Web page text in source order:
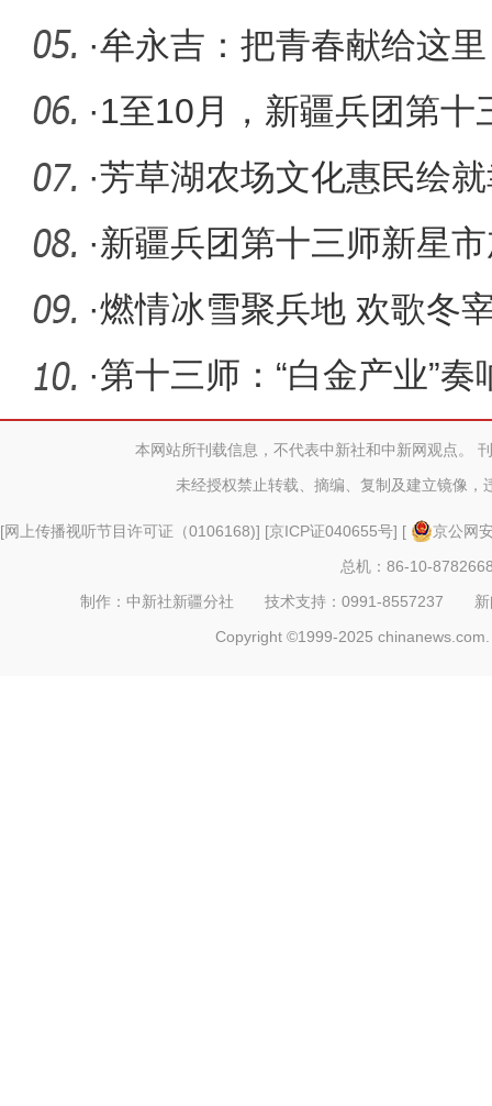
年决赛
·牟永吉：把青春献给这
·1至10月，新疆兵团第十
游客同比
·芳草湖农场文化惠民绘
·新疆兵团第十三师新星
田建设
·燃情冰雪聚兵地 欢歌冬
·第十三师：“白金产业”
新牧本网站所刊载信息，不代表中新社和中新网观点。
未经授权禁止转载、摘编、复制及建立镜像，
[网上传播视听节目许可证（0106168)] [京ICP证040655号] [
京公网
总机：86-10-
制作：中新社新疆分社 技术支持：0991-8557237
Copyright ©1999-2025